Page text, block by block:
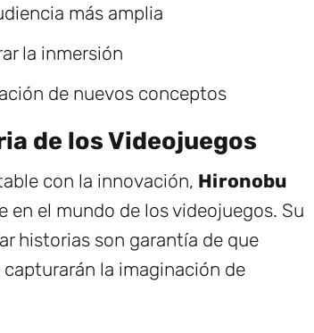
más amplia
la inmersión
de nuevos conceptos
de los Videojuegos
con la innovación, Hironobu
el mundo de los videojuegos. Su
historias son garantía de que
la imaginación de